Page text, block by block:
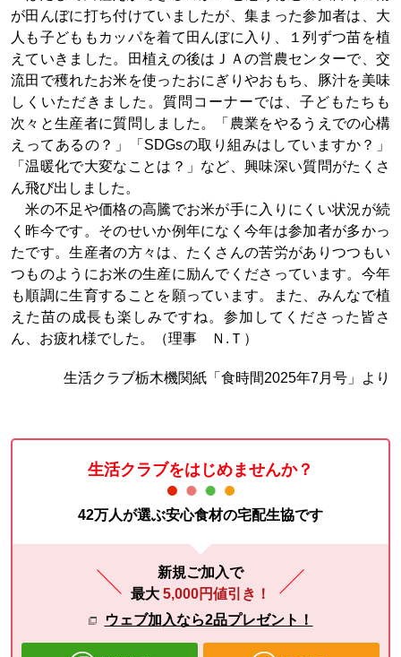
が田んぼに打ち付けていましたが、集まった参加者は、大
人も子どももカッパを着て田んぼに入り、１列ずつ苗を植
えていきました。田植えの後はＪＡの営農センターで、交
流田で穫れたお米を使ったおにぎりやおもち、豚汁を美味
しくいただきました。質問コーナーでは、子どもたちも
次々と生産者に質問しました。「農業をやるうえでの心構
えってあるの？」「SDGsの取り組みはしていますか？」
「温暖化で大変なことは？」など、興味深い質問がたくさ
ん飛び出しました。
米の不足や価格の高騰でお米が手に入りにくい状況が続
く昨今です。そのせいか例年になく今年は参加者が多かっ
たです。生産者の方々は、たくさんの苦労がありつつもい
つものようにお米の生産に励んでくださっています。今年
も順調に生育することを願っています。また、みんなで植
えた苗の成長も楽しみですね。参加してくださった皆さ
ん、お疲れ様でした。（理事 Ｎ.Ｔ）
生活クラブ栃木機関紙「食時間2025年7月号」より
生活クラブをはじめませんか？
42万人が選ぶ安心食材の宅配生協です
新規ご加入で
最大 5,000円値引き！
ウェブ加入なら2品プレゼント！